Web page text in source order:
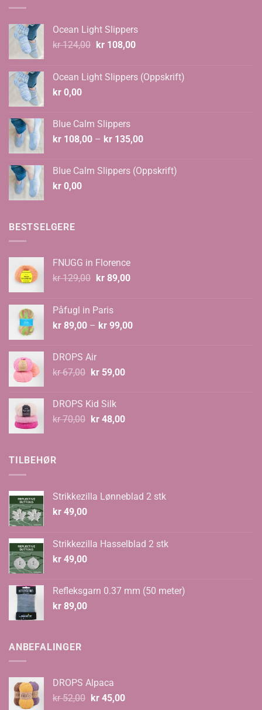
Ocean Light Slippers
kr124,00 Opprinnelig
kr 124,00.
kr108,00Nåværende
kr 108,00.
Ocean Light Slippers (Oppskrift)
kr 0,00
Blue Calm Slippers
kr 108,00 – kr 135,00Prisområde:
kr 135,00
Blue Calm Slippers (Oppskrift)
kr 0,00
BESTSELGERE
FNUGG in Florence
kr129,00 Opprinnelig
kr 129,00.
kr89,00Nåværende
Påfugl in Paris
kr 89,00 – kr 99,00Prisområde:
DROPS Air
kr67,00 Opprinnelig
kr 67,00.
kr59,00Nåværende
DROPS Kid Silk
kr70,00 Opprinnelig
kr48,00Nåværende
TILBEHØR
Strikkezilla Lønneblad 2 stk
kr 49,00
Strikkezilla Hasselblad 2 stk
kr 49,00
Refleksgarn 0.37 mm (50 meter)
kr 89,00
ANBEFALINGER
DROPS Alpaca
kr52,00 Opprinnelig
kr45,00Nåværende